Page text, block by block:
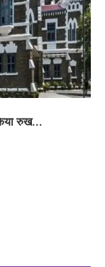
रुख...